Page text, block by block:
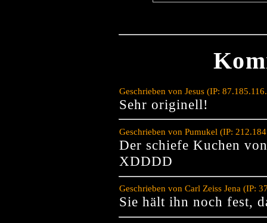
Geschrieben von Jesus (IP:
Sehr originell!
Geschrieben von Pumukel (IP:
Der schiefe Kuchen
XDDDD
Geschrieben von Carl Zeiss Jena (IP:
Sie hält ihn noch fest,